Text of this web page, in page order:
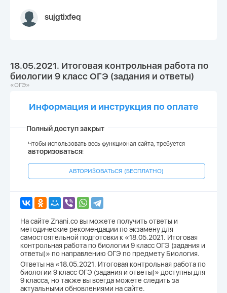
sujgtixfeq
18.05.2021. Итоговая контрольная работа по
биологии 9 класс ОГЭ (задания и ответы)
«ОГЭ»
Информация и инструкция по оплате
Полный доступ закрыт
Чтобы использовать весь функционал сайта, требуется
авторизоваться!
АВТОРИЗОВАТЬСЯ (БЕСПЛАТНО)
На сайте Znani.co вы можете получить ответы и
методические рекомендации по экзамену для
самостоятельной подготовки к «18.05.2021. Итоговая
контрольная работа по биологии 9 класс ОГЭ (задания и
ответы)» по направлению ОГЭ по предмету Биология.
Ответы на «18.05.2021. Итоговая контрольная работа по
биологии 9 класс ОГЭ (задания и ответы)» доступны для
9 класса, но также вы всегда можете следить за
актуальными обновлениями на сайте.